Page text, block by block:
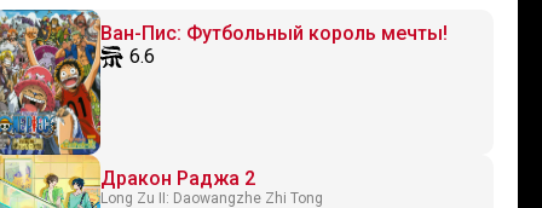
Ван-Пис: Футбольный король мечты!
6.6
Дракон Раджа 2
Long Zu II: Daowangzhe Zhi Tong